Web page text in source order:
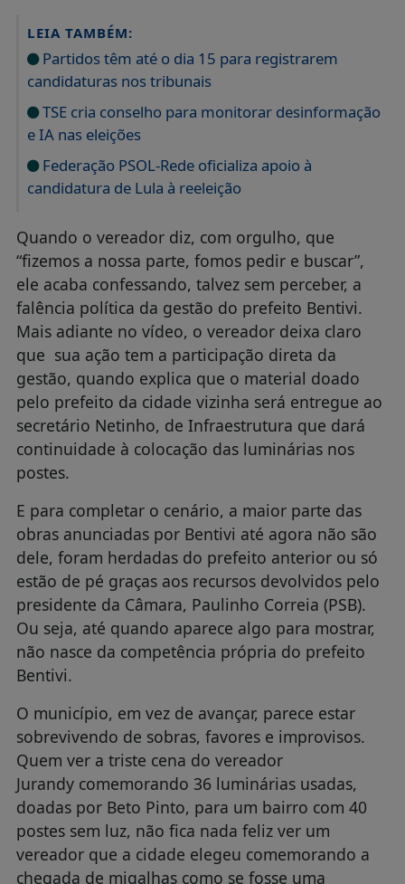
LEIA TAMBÉM:
Partidos têm até o dia 15 para registrarem
candidaturas nos tribunais
TSE cria conselho para monitorar desinformação
e IA nas eleições
Federação PSOL-Rede oficializa apoio à
candidatura de Lula à reeleição
Quando o vereador diz, com orgulho, que
“fizemos a nossa parte, fomos pedir e buscar”,
ele acaba confessando, talvez sem perceber, a
falência política da gestão do prefeito Bentivi.
Mais adiante no vídeo, o vereador deixa claro
que sua ação tem a participação direta da
gestão, quando explica que o material doado
pelo prefeito da cidade vizinha será entregue ao
secretário Netinho, de Infraestrutura que dará
continuidade à colocação das luminárias nos
postes.
E para completar o cenário, a maior parte das
obras anunciadas por Bentivi até agora não são
dele, foram herdadas do prefeito anterior ou só
estão de pé graças aos recursos devolvidos pelo
presidente da Câmara, Paulinho Correia (PSB).
Ou seja, até quando aparece algo para mostrar,
não nasce da competência própria do prefeito
Bentivi.
O município, em vez de avançar, parece estar
sobrevivendo de sobras, favores e improvisos.
Quem ver a triste cena do vereador
Jurandy comemorando 36 luminárias usadas,
doadas por Beto Pinto, para um bairro com 40
postes sem luz, não fica nada feliz ver um
vereador que a cidade elegeu comemorando a
chegada de migalhas como se fosse uma